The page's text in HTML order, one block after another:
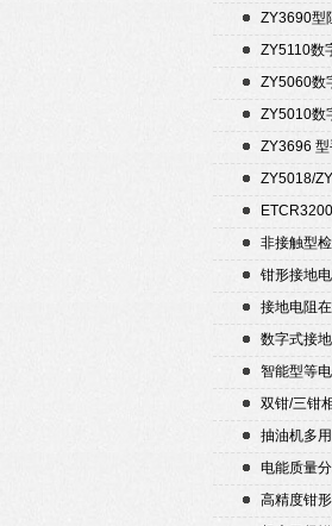
ZY3690型
测试仪
ZY5110数
ZY5060数
ZY5010数
ZY3696 型
器自动测
ZY5018/
平表/电平
非接触型
钳形接地
接地电阻
数字式接
智能型等
双钳/三钳
抽油机多
电能质量
高精度钳